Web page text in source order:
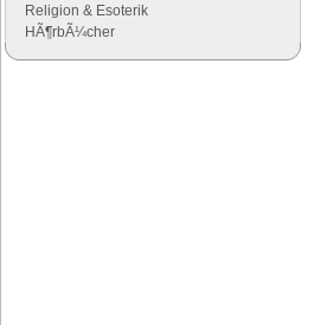
Religion & Esoterik
HÃ¶rbÃ¼cher